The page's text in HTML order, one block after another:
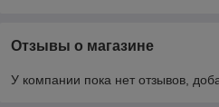
Отзывы о магазине
У компании пока нет отзывов,